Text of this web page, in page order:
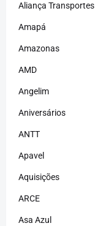
Aliança Transportes
Amapá
Amazonas
AMD
Angelim
Aniversários
ANTT
Apavel
Aquisições
ARCE
Asa Azul